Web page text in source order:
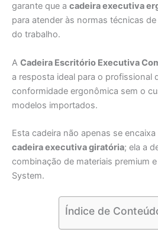
garante que a cadeira executiva
para atender às normas técnicas
do trabalho.
A Cadeira Escritório Executiva
a resposta ideal para o profissional
conformidade ergonômica sem o
modelos importados.
Esta cadeira não apenas se
cadeira executiva giratória; ela a
combinação de materiais premium
System.
Índice de